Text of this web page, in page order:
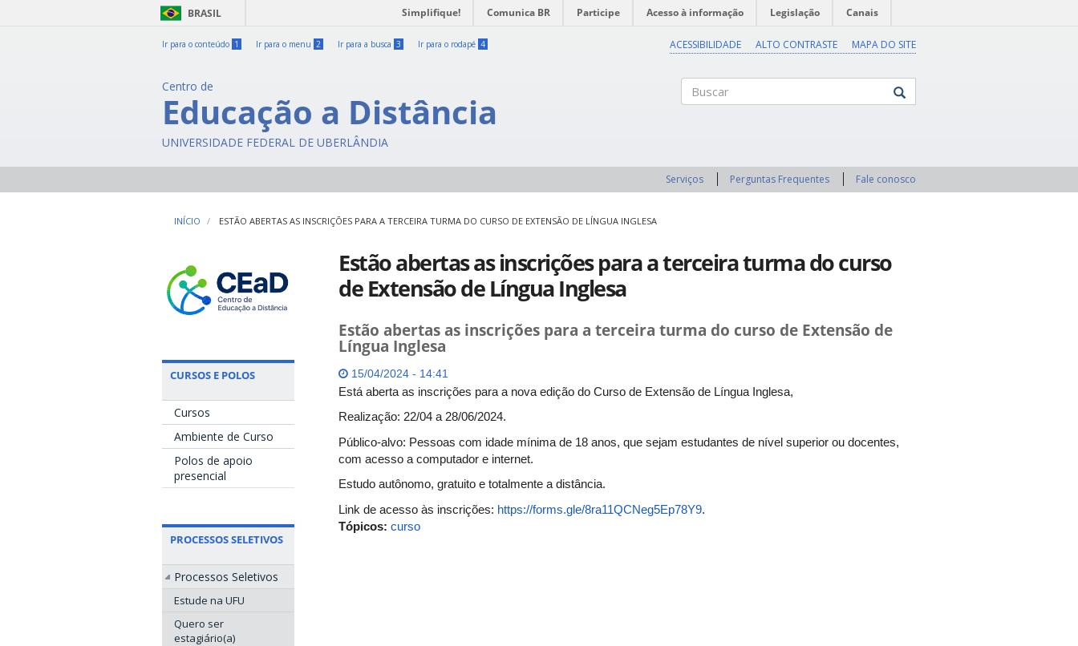
BRASIL Simplifique! Comunica BR Participe Acesso à informação Legislação Canais
Ir para o conteúdo 1 Ir para o menu 2 Ir para a busca 3 Ir para o rodapé 4 ACESSIBILIDADE ALTO CONTRASTE MAPA DO SITE
Centro de
Educação a Distância
UNIVERSIDADE FEDERAL DE UBERLÂNDIA
Serviços Perguntas Frequentes Fale conosco
INÍCIO ESTÃO ABERTAS AS INSCRIÇÕES PARA A TERCEIRA TURMA DO CURSO DE EXTENSÃO DE LÍNGUA INGLESA
CURSOS E POLOS
Cursos
Ambiente de Curso
Polos de apoio
presencial
PROCESSOS SELETIVOS
Processos Seletivos
Estude na UFU
Quero ser
estagiário(a)
Estão abertas as inscrições para a terceira turma do curso
de Extensão de Língua Inglesa
Estão abertas as inscrições para a terceira turma do curso de Extensão de
Língua Inglesa
15/04/2024 - 14:41
Está aberta as inscrições para a nova edição do Curso de Extensão de Língua Inglesa,
Realização: 22/04 a 28/06/2024.
Público-alvo: Pessoas com idade mínima de 18 anos, que sejam estudantes de nível superior ou docentes,
com acesso a computador e internet.
Estudo autônomo, gratuito e totalmente a distância.
Link de acesso às inscrições: https://forms.gle/8ra11QCNeg5Ep78Y9.
Tópicos: curso